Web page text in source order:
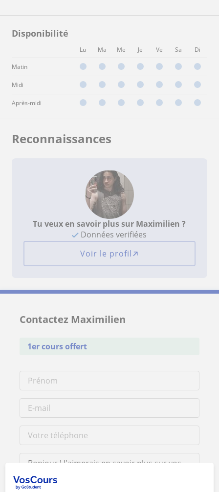
Disponibilité
Lu Ma Me Je Ve Sa Di
Matin
Midi
Après-midi
Reconnaissances
Tu veux en savoir plus sur Maximilien ?
Données verifiées
Voir le profil
Contactez Maximilien
1er cours offert